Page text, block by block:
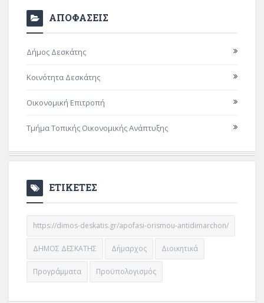
ΑΠΟΦΑΣΕΙΣ
Δήμος Δεσκάτης
Κοινότητα Δεσκάτης
Οικονομική Επιτροπή
Τμήμα Τοπικής Οικονομικής Ανάπτυξης
ΕΤΙΚΕΤΕΣ
https://dimos-deskatis.gr/apofasi-orismou-antidimarchon/
ΔΗΜΟΣ ΔΕΣΚΑΤΗΣ Δήμαρχος Διοικητικά
Προγράμματα Προϋπολογισμός